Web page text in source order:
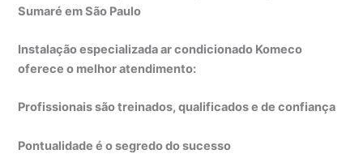
Sumaré em São Paulo
Instalação especializada ar condicionado Komeco
oferece o melhor atendimento:
Profissionais são treinados, qualificados e de confiança
Pontualidade é o segredo do sucesso